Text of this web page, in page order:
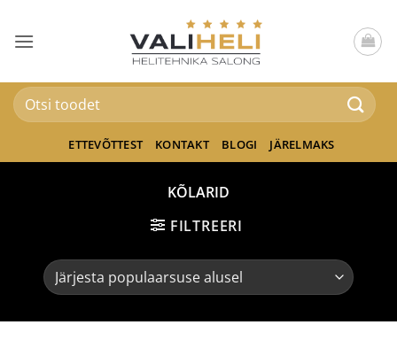
content
Otsi:
ETTEVÕTTEST KONTAKT BLOGI JÄRELMAKS
KÕLARID
FILTREERI